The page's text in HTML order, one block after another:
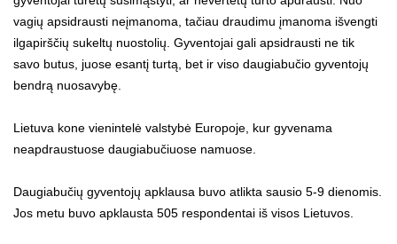
vagių apsidrausti neįmanoma, tačiau draudimu įmanoma išvengti
ilgapirščių sukeltų nuostolių. Gyventojai gali apsidrausti ne tik
savo butus, juose esantį turtą, bet ir viso daugiabučio gyventojų
bendrą nuosavybę.
Lietuva kone vienintelė valstybė Europoje, kur gyvenama
neapdraustuose daugiabučiuose namuose.
Daugiabučių gyventojų apklausa buvo atlikta sausio 5-9 dienomis.
Jos metu buvo apklausta 505 respondentai iš visos Lietuvos.